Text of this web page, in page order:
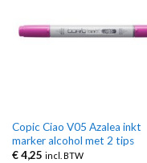
Copic Ciao V05 Azalea inkt
marker alcohol met 2 tips
€4,25 incl. BTW